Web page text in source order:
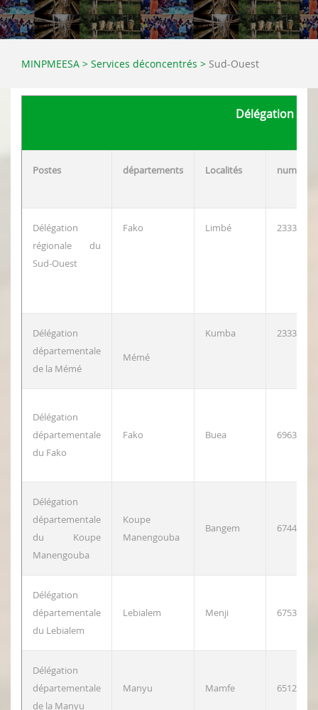
MINPMEESA > Services déconcentrés > Sud-Ouest
Délégation
Postes départements Localités numéros
Délégation
régionale du
Sud-Ouest
Fako Limbé
Délégation
départementale
de la Mémé
Mémé
Kumba
Délégation
départementale
du Fako
Fako Buea
Délégation
départementale
du Koupe
Manengouba
Koupe
Manengouba
Bangem
Délégation
départementale
du Lebialem
Lebialem Menji
Délégation
départementale
de la Manyu
Manyu Mamfe